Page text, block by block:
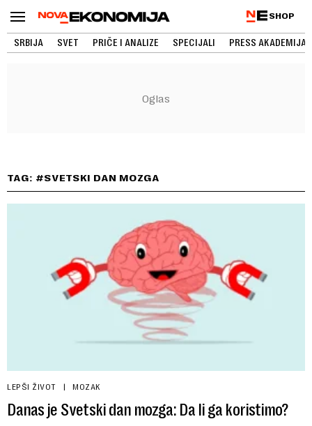
SHOP
SRBIJA SVET PRIČE I ANALIZE SPECIJALI PRESS AKADEMIJA
TAG: #SVETSKI DAN MOZGA
LEPŠI ŽIVOT MOZAK
Danas je Svetski dan mozga: Da li ga koristimo?